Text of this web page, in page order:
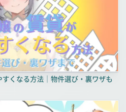
くなる方法｜物件選び・裏ワザも